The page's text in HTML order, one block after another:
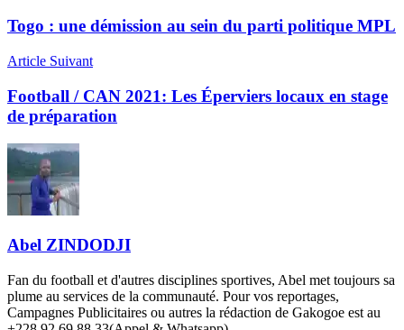
Togo : une démission au sein du parti politique MPL
Article Suivant
Football / CAN 2021: Les Éperviers locaux en stage
de préparation
Abel ZINDODJI
Fan du football et d'autres disciplines sportives, Abel met toujours sa
plume au services de la communauté. Pour vos reportages,
Campagnes Publicitaires ou autres la rédaction de Gakogoe est au